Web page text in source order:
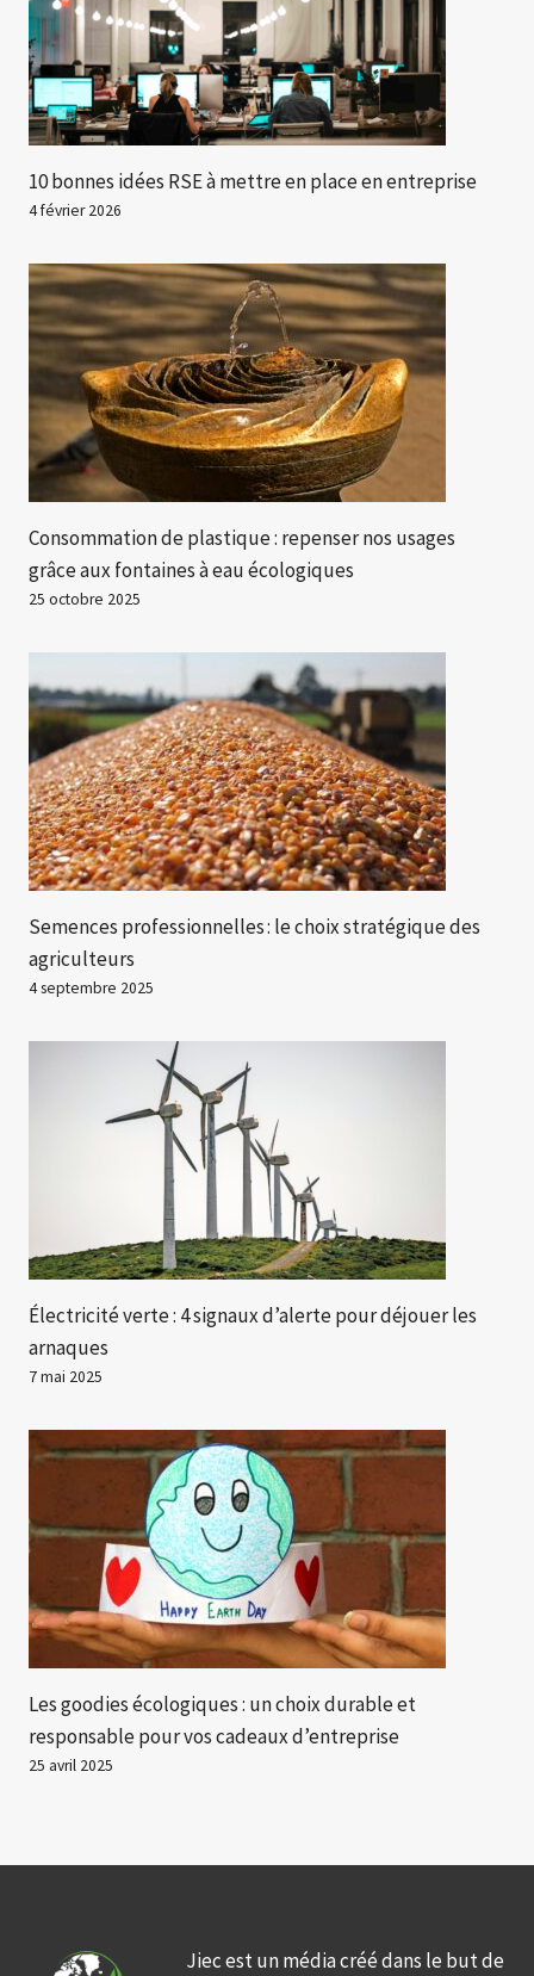
10 bonnes idées RSE à mettre en place en entreprise
4 février 2026
Consommation de plastique : repenser nos usages
grâce aux fontaines à eau écologiques
25 octobre 2025
Semences professionnelles : le choix stratégique des
agriculteurs
4 septembre 2025
Électricité verte : 4 signaux d’alerte pour déjouer les
arnaques
7 mai 2025
Les goodies écologiques : un choix durable et
responsable pour vos cadeaux d’entreprise
25 avril 2025
Jiec est un média créé dans le but de